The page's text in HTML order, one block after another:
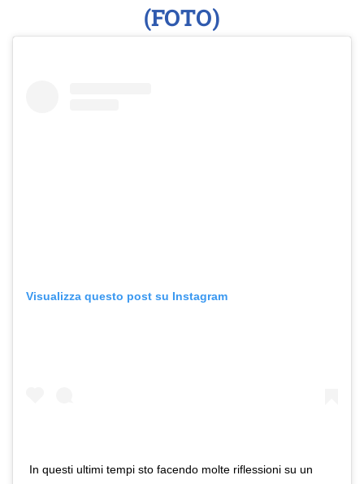
(FOTO)
Visualizza questo post su Instagram
In questi ultimi tempi sto facendo molte riflessioni su un